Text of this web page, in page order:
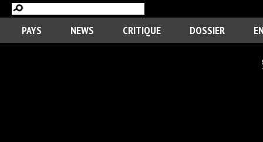
PAYS NEWS CRITIQUE DOSSIER